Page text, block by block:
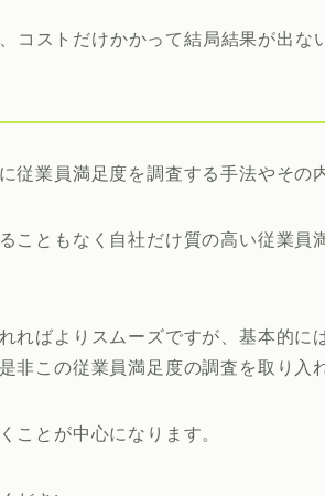
コストだけかかって結局結果が出な
業員満足度を調査する手法やその
こともなく自社だけ質の高い従業員
ればよりスムーズですが、基本的に
非この従業員満足度の調査を取り入
ことが中心になります。